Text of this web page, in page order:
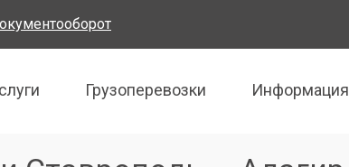
Грузоперевозки Информация